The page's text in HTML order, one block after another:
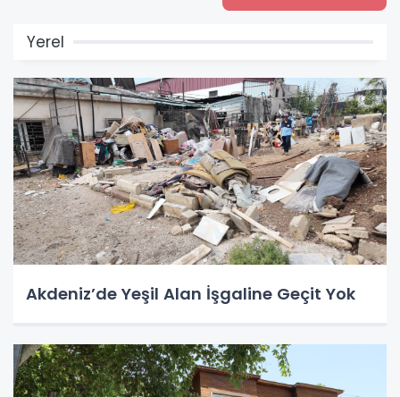
Yerel
Akdeniz’de Yeşil Alan İşgaline Geçit Yok